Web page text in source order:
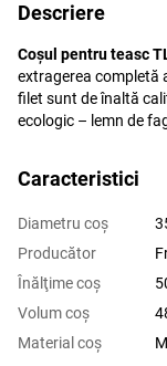
Descriere
Coșul pentru teasc
extragerea completă
filet sunt de înaltă
ecologic – lemn de
Caracteristici
Diametru coş
Producător
Înălţime coş
Volum coş
Material coş